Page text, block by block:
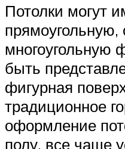
Потолки могут
прямоугольную,
многоугольную
быть
фигурная
традиционное
оформление
полу, все чаще